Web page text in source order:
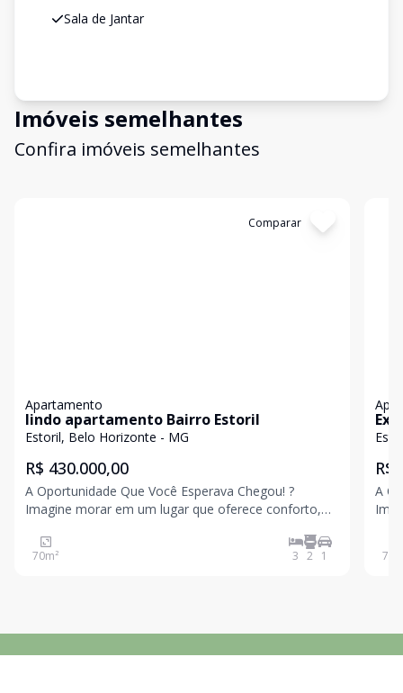
Sala de Jantar
Imóveis semelhantes
Confira imóveis semelhantes
Comparar
Apartamento
lindo apartamento Bairro Estoril
Estoril, Belo Horizonte - MG
R$ 430.000,00
A Oportunidade Que Você Esperava Chegou! ?
Imagine morar em um lugar que oferece conforto,
Apresent
70m² 3 2 1
R$
A
70